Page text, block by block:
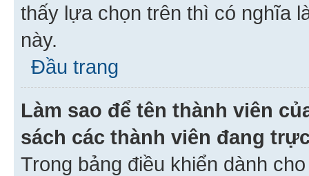
thấy lựa chọn trên thì có nghĩa
này.
Đầu trang
Làm sao để tên thành viên
sách các thành viên đang
Trong bảng điều khiển dành